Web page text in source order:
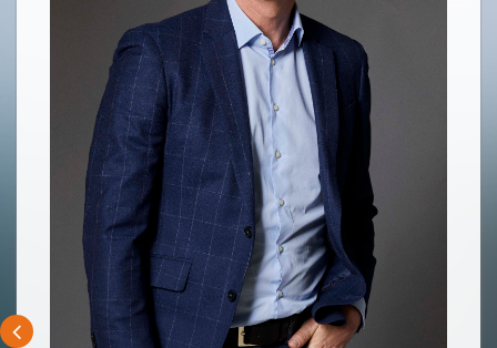
Die Frauen könnten – aber wir machen es ihnen zu
leicht, nicht zu wollen
Les femmes pourraient – mais on accepte trop
facilement qu’elles ne veulent pas
Informatikerin oder Pflegefachmann?
Geschlechtersegregation in Ausbildungs- und
Berufsverläufen in der Schweiz
WAS GETAN WIRD
Begabten Mädchen auf der Spur
Girl geeks international
ABER BRINGT ES AUCH ETWAS?